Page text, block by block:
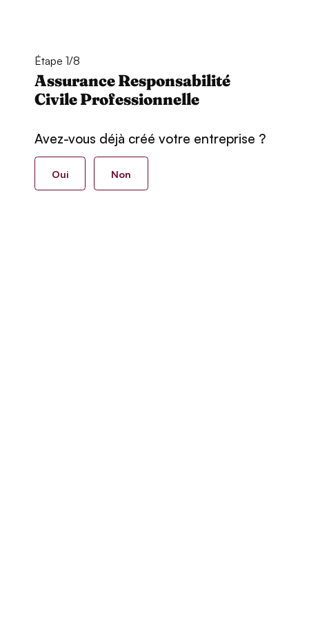
Étape 1/8
Assurance Responsabilité
Civile Professionnelle
Avez-vous déjà créé votre entreprise ?
Oui Non